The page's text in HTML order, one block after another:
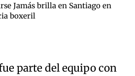
Jamás brilla en Santiago en
boxeril
parte del equipo con